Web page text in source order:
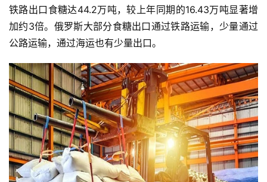
铁路出口食糖达44.2万吨，较上年同期的16.43万吨显著增
加约3倍。俄罗斯大部分食糖出口通过铁路运输，少量通过
公路运输，通过海运也有少量出口。